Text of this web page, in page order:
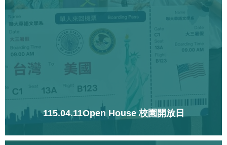
115.04.11Open House 校園開放日